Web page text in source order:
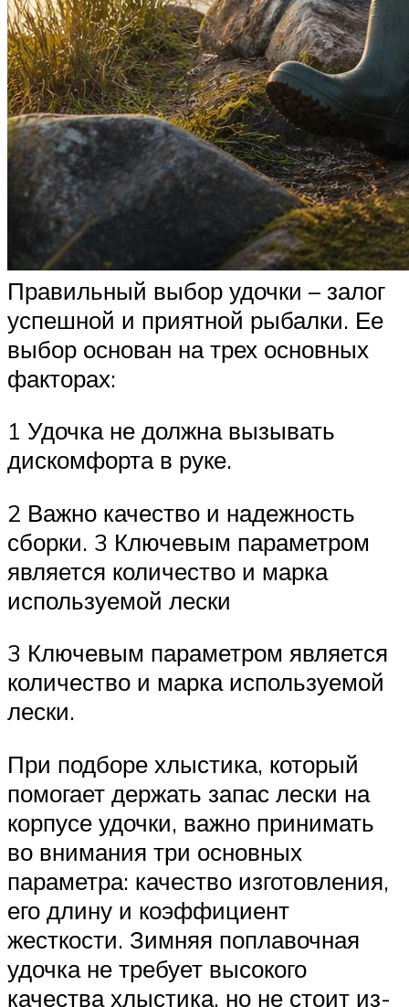
Правильный выбор удочки – залог
успешной и приятной рыбалки. Ее
выбор основан на трех основных
факторах:
1 Удочка не должна вызывать
дискомфорта в руке.
2 Важно качество и надежность
сборки. 3 Ключевым параметром
является количество и марка
используемой лески
3 Ключевым параметром является
количество и марка используемой
лески.
При подборе хлыстика, который
помогает держать запас лески на
корпусе удочки, важно принимать
во внимания три основных
параметра: качество изготовления,
его длину и коэффициент
жесткости. Зимняя поплавочная
удочка не требует высокого
качества хлыстика, но не стоит из-